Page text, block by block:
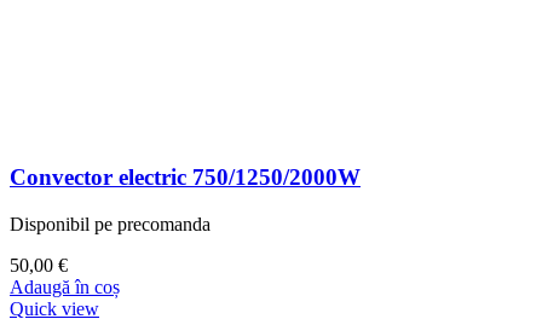
Convector electric 750/1250/2000W
Disponibil pe precomanda
50,00 €
Adaugă în coș
Quick view